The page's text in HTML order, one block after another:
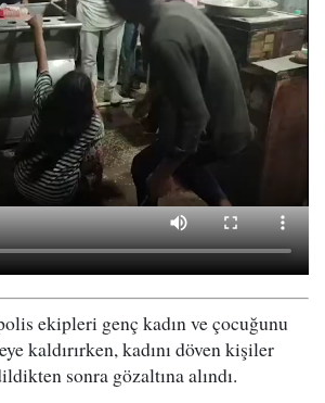
ekipleri genç kadın ve çocuğunu
kaldırırken, kadını döven kişiler
sonra gözaltına alındı.